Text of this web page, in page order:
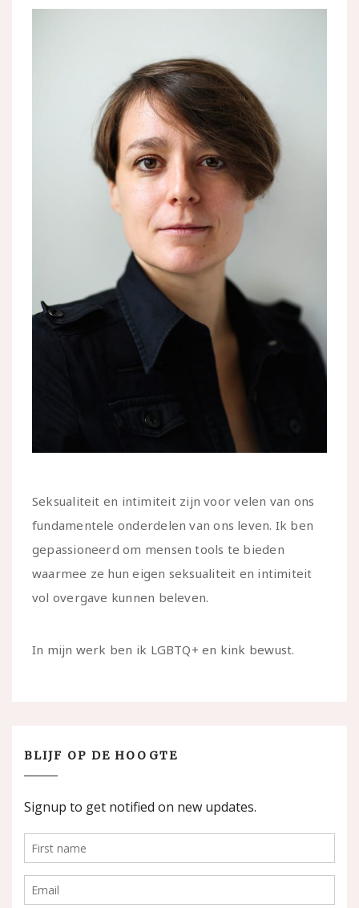
Seksualiteit en intimiteit zijn voor velen van ons
fundamentele onderdelen van ons leven. Ik ben
gepassioneerd om mensen tools te bieden
waarmee ze hun eigen seksualiteit en intimiteit
vol overgave kunnen beleven.
In mijn werk ben ik LGBTQ+ en kink bewust.
BLIJF OP DE HOOGTE